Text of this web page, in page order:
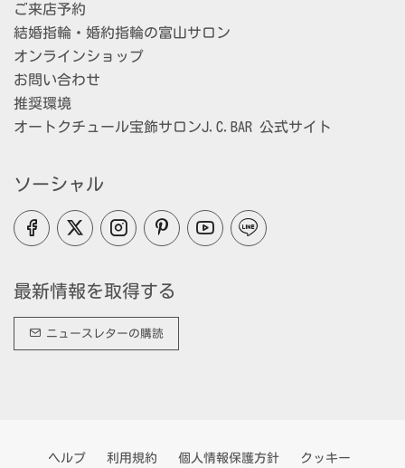
ご来店予約
結婚指輪・婚約指輪の富山サロン
オンラインショップ
お問い合わせ
推奨環境
オートクチュール宝飾サロンJ.C.BAR 公式サイト
ソーシャル
最新情報を取得する
ニュースレターの購読
ヘルプ 利用規約 個人情報保護方針 クッキー